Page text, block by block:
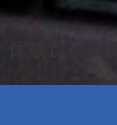
体験レッ